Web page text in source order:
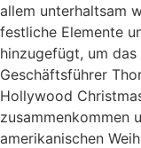
allem unterhaltsam
festliche Elemente
hinzugefügt, um das
Geschäftsführer
Hollywood
zusammenkommen
amerikanischen